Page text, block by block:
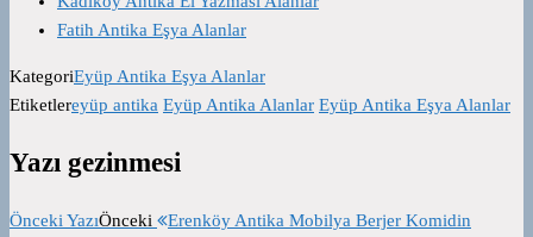
Fatih Antika Eşya Alanlar
KategoriEyüp Antika Eşya Alanlar
Etiketlereyüp antika Eyüp Antika Alanlar Eyüp Antika Eşya Alanlar
Yazı gezinmesi
Önceki YazıÖnceki
Erenköy Antika Mobilya Berjer Komidin